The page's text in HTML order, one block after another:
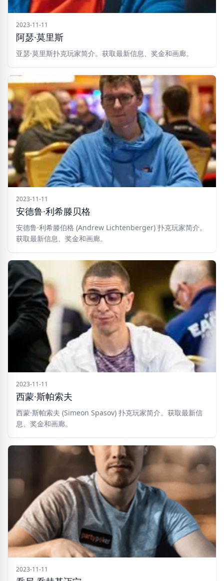
2023-11-11
阿瑟·莫里斯
亚瑟·莫里斯扑克玩家简介。获取最新信息、奖金和画廊。
2023-11-11
安德鲁·利希滕贝格
安德鲁·利希滕伯格 (Andrew Lichtenberger) 扑克玩家简介。
获取最新信息、奖金和画廊。
2023-11-11
西蒙·斯帕索夫
西蒙·斯帕索夫 (Simeon Spasov) 扑克玩家简介。获取最新信
息、奖金和画廊。
2023-11-11